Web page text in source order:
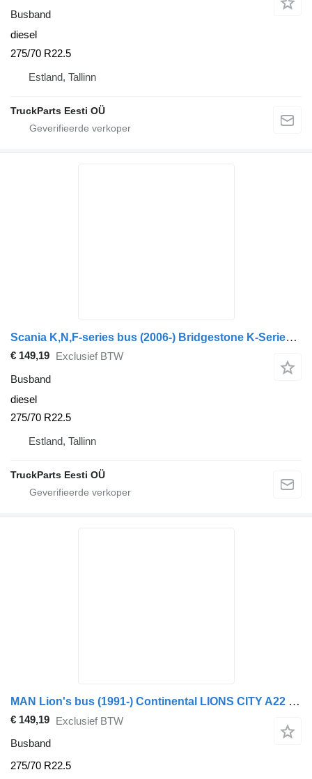
Busband
diesel
275/70 R22.5
Estland, Tallinn
TruckParts Eesti OÜ
Scania K,N,F-series bus (2006-) Bridgestone K-Series (01.06-)
€ 149,19 Exclusief BTW
Busband
diesel
275/70 R22.5
Estland, Tallinn
TruckParts Eesti OÜ
MAN Lion's bus (1991-) Continental LIONS CITY A22 (01.96-12.04)
€ 149,19 Exclusief BTW
Busband
275/70 R22.5